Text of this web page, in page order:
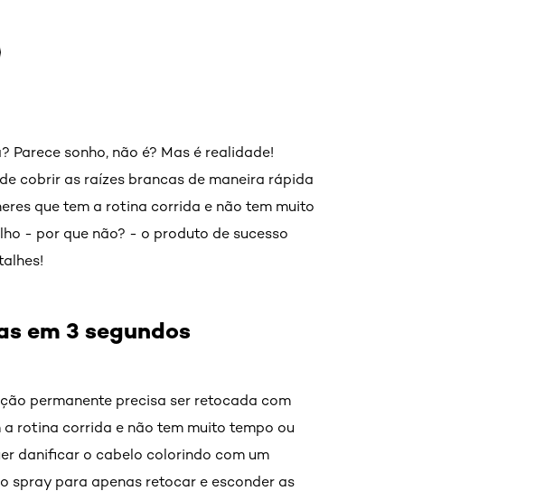
Parece sonho, não é? Mas é realidade!
cobrir as raízes brancas de maneira rápida
que tem a rotina corrida e não tem muito
- por que não? - o produto de sucesso
em 3 segundos
permanente precisa ser retocada com
rotina corrida e não tem muito tempo ou
danificar o cabelo colorindo com um
spray para apenas retocar e esconder as